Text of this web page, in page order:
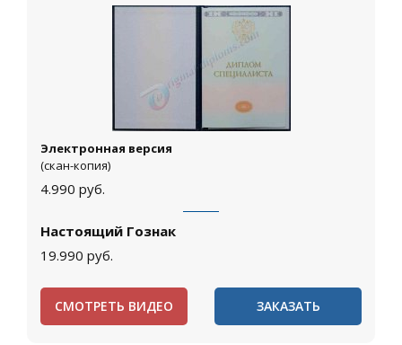
Электронная версия
(скан-копия)
4.990 руб.
Настоящий Гознак
19.990 руб.
СМОТРЕТЬ ВИДЕО ЗАКАЗАТЬ